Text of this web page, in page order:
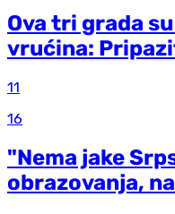
Ova tri grada
vrućina:
11
16
"Nema jake
obrazovanja,